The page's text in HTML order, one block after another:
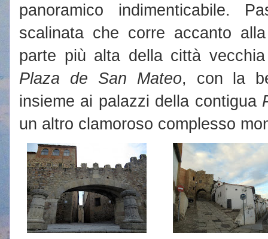
panoramico indimenticabile.
scalinata che corre accanto
parte più alta della città
Plaza de San Mateo, con la
insieme ai palazzi della contigua
un altro clamoroso complesso